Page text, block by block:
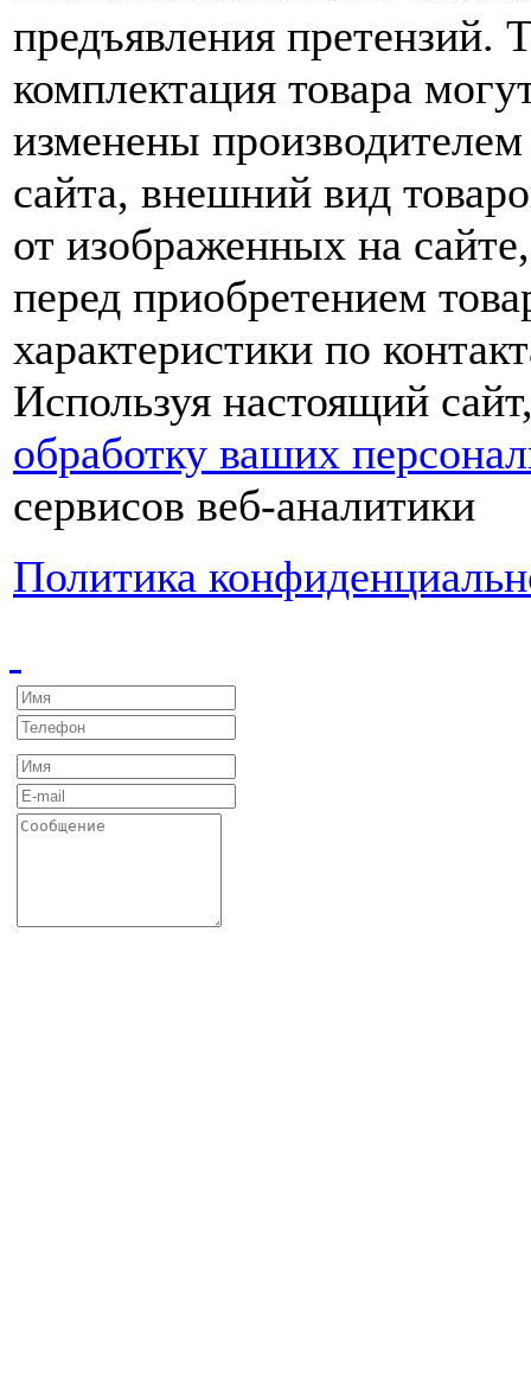
предъявления претензий.
комплектация товара
изменены производителем
сайта, внешний вид
от изображенных на
перед приобретением
характеристики по
Используя настоящий
обработку ваших
сервисов веб-аналитики
Политика